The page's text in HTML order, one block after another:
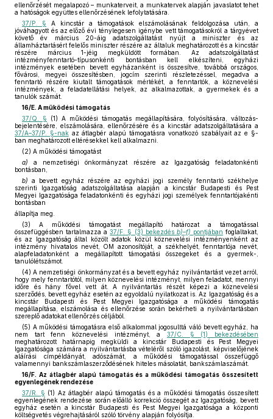
ellenőrzését megalapozó – munkaterveit, a munkatervek alapján javaslatot tehet
a hatóságok együttes ellenőrzésének lefolytatására.
37/P. § A kincstár a támogatások elszámolásának feldolgozása után, a
jóváhagyott és az előző évi ténylegesen igénybe vett támogatásokról a tárgyévet
követő év március 20-áig adatszolgáltatást nyújt a miniszter és az
államháztartásért felelős miniszter részére az általuk meghatározott és a kincstár
részére március 1-jéig megküldött formában. Az adatszolgáltatást
intézményfenntartó-típusonkénti bontásban kell elkészíteni, egyházi
intézmények esetében bevett egyházanként is összesítve, továbbá országos,
fővárosi, megyei összesítésben, jogcím szerinti részletezéssel, megadva a
fenntartó részére kiutalt támogatások mértékét, a fenntartók, a köznevelési
intézmények, a feladatellátási helyek, az alkalmazottak, a gyermekek és a
tanulók számát.
16/E. A működési támogatás
37/Q. § (1) A működési támogatás megállapítására, folyósítására, változás-
bejelentésére, elszámolására, ellenőrzésére és a kincstár adatszolgáltatására a
37/A–37/P. §-nakaz átlagbér alapú támogatásra vonatkozó szabályait az e §-
ban meghatározott eltérésekkel kell alkalmazni.
(2) A működési támogatást
a) a nemzetiségi önkormányzat részére az Igazgatóság feladatonkénti
bontásban,
b) a bevett egyház részére az egyházi jogi személy fenntartó székhelye
szerinti Igazgatóság adatszolgáltatása alapján a kincstár Budapesti és Pest
Megyei Igazgatósága feladatonkénti és egyházi jogi személyek fenntartójakénti
bontásban
állapítja meg.
(3) A működési támogatást megállapító határozat a támogatással
összefüggésben tartalmazza a37/F. § (3) bekezdés b)–f) pontjában foglaltakat,
és az Igazgatóság által közölt adatok közül köznevelési intézményenként az
intézmény hivatalos nevét, OM azonosítóját, a székhelyét, fenntartója nevét,
alapfeladatonként a megállapított támogatási összegeket és a gyermek-,
tanulólétszámot.
(4) A nemzetiségi önkormányzat és a bevett egyház nyilvántartást vezet arról,
hogy mely fenntartótól, milyen köznevelési intézményt, milyen feladatot, mennyi
időre és hány fővel vett át. A nyilvántartás részét képezi a köznevelési
szerződés, bevett egyház esetén az egyoldalú nyilatkozat is. Az Igazgatóság és a
kincstár Budapesti és Pest Megyei Igazgatósága a működési támogatás
megállapítása, elszámolása és ellenőrzése során bekérheti a nyilvántartásban
szereplő adatokat ellenőrzés céljából.
(5) A működési támogatásra első alkalommal jogosulttá váló bevett egyház, ha
nem tart fenn köznevelési intézményt, a 37/C. § (1) bekezdésében
meghatározott határnapig megküldi a kincstár Budapesti és Pest Megyei
Igazgatósága számára a nyilvántartásba vételéről szóló igazolást, képviselőjének
aláírási címpéldányát, adószámát, a működési támogatással összefüggő
valamennyi bankszámlaszerződésének hiteles másolatát, bankszámlaszámát.
16/F. Az átlagbér alapú támogatás és a működési támogatás összesített
egyenlegének rendezése
37/R. § (1) Az átlagbér alapú támogatás és a működési támogatás összesített
egyenlegének rendezése során előálló korrekció összegét az Igazgatóság, bevett
egyház esetén a kincstár Budapesti és Pest Megyei Igazgatósága a központi
költségvetés végrehajtásáról szóló törvény alapján folyósítja.